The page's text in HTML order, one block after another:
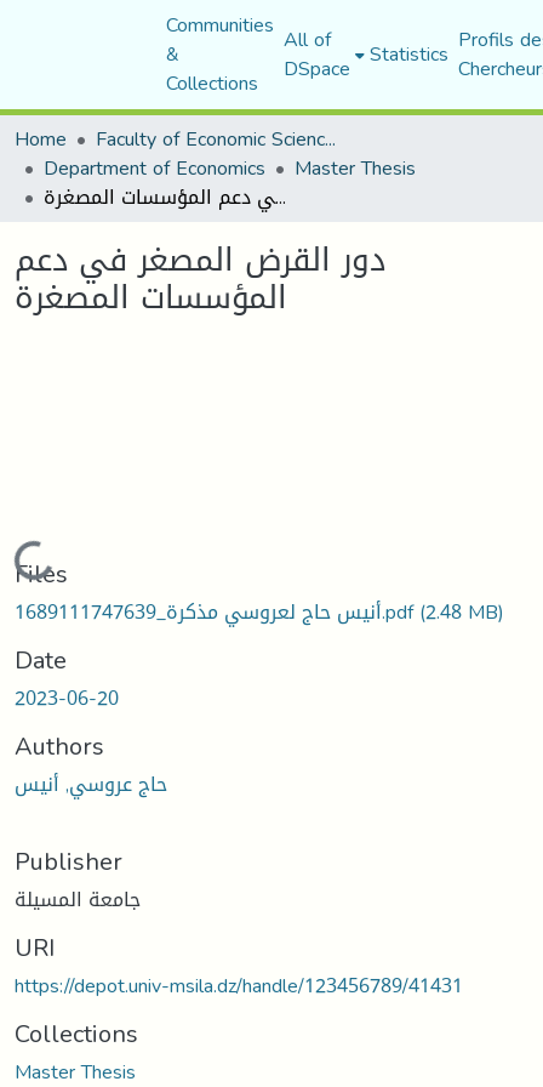
Communities
&
Collections
All of
DSpace Statistics Profils
Home
Faculty of Economic Sciences, Commerce and Management Sciences
Department of Economics Master Thesis
دور القرض المصغر في دعم المؤسسات المصغرة
دور القرض المصغر في دعم
المؤسسات المصغرة
Loading...
Files
1689111747639_أنيس حاج لعروسي مذكرة.pdf(2.48 MB)
Date
2023-06-20
Authors
حاج عروسي, أنيس
Publisher
جامعة المسيلة
URI
https://depot.univ-msila.dz/handle/123456789/41431
Collections
Master Thesis